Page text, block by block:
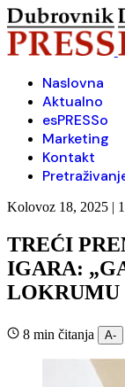
Naslovna
Aktualno
esPRESSo
Marketing
Kontakt
Kolovoz 18, 2025 |
TREĆI
IGARA:
LOKRUMU
8 min čitanja A-